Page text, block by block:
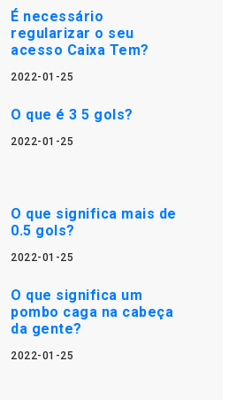
É necessário
regularizar o seu
acesso Caixa Tem?
2022-01-25
O que é 3 5 gols?
2022-01-25
O que significa mais de
0.5 gols?
2022-01-25
O que significa um
pombo caga na cabeça
da gente?
2022-01-25